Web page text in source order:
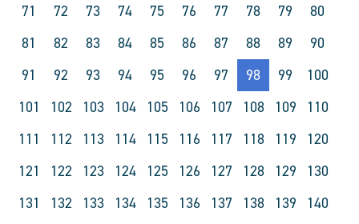
71
72 73 74 75 76 77 78 79
80
81
82 83 84 85 86 87 88 89
90
91
92 93 94 95 96 97 98 99
100
101
102 103 104 105 106 107 108 109
110
111
112 113 114 115 116 117 118 119
120
121
122 123 124 125 126 127 128 129
130
131
132 133 134 135 136 137 138 139
140